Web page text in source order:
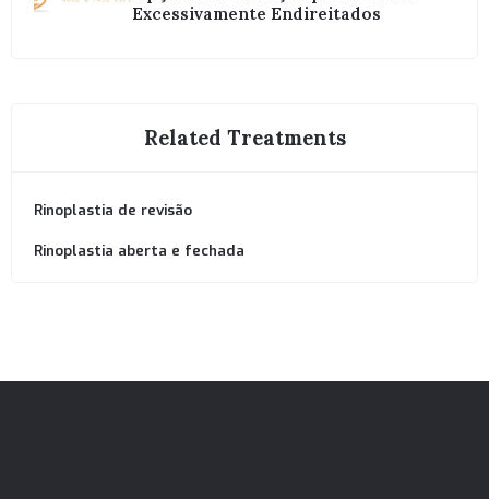
Excessivamente Endireitados
Related Treatments
Rinoplastia de revisão
Rinoplastia aberta e fechada